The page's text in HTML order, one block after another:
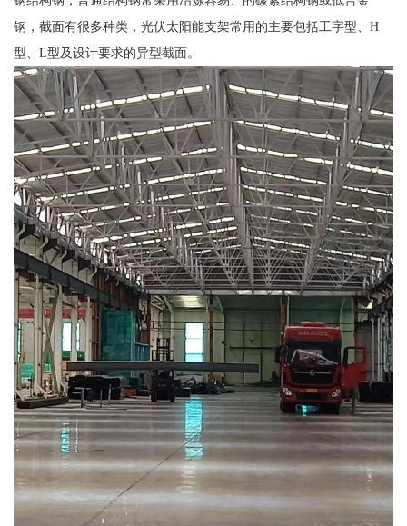
钢，截面有很多种类，光伏太阳能支架常用的主要包括工字型、H
型、L型及设计要求的异型截面。